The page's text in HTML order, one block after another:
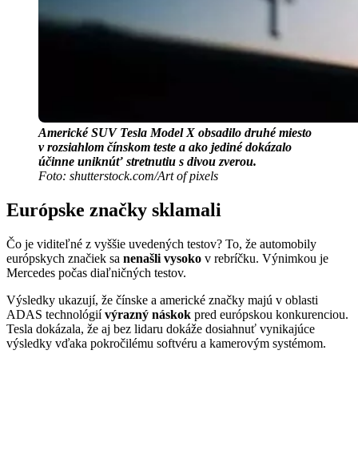
Americké SUV Tesla Model X obsadilo druhé miesto
v rozsiahlom čínskom teste a ako jediné dokázalo
účinne uniknúť stretnutiu s divou zverou.
Foto: shutterstock.com/Art of pixels
Európske značky sklamali
Čo je viditeľné z vyššie uvedených testov? To, že automobily
európskych značiek sa nenašli vysoko v rebríčku. Výnimkou je
Mercedes počas diaľničných testov.
Výsledky ukazují, že čínske a americké značky majú v oblasti
ADAS technológiívýrazný náskok pred európskou konkurenciou.
Tesla dokázala, že aj bez lidaru dokáže dosiahnuť vynikajúce
výsledky vďaka pokročilému softvéru a kamerovým systémom.